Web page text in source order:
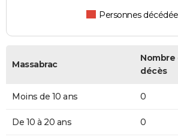
Personnes
Massabrac
Nombre
décès
Moins de 10 ans 0
De 10 à 20 ans 0